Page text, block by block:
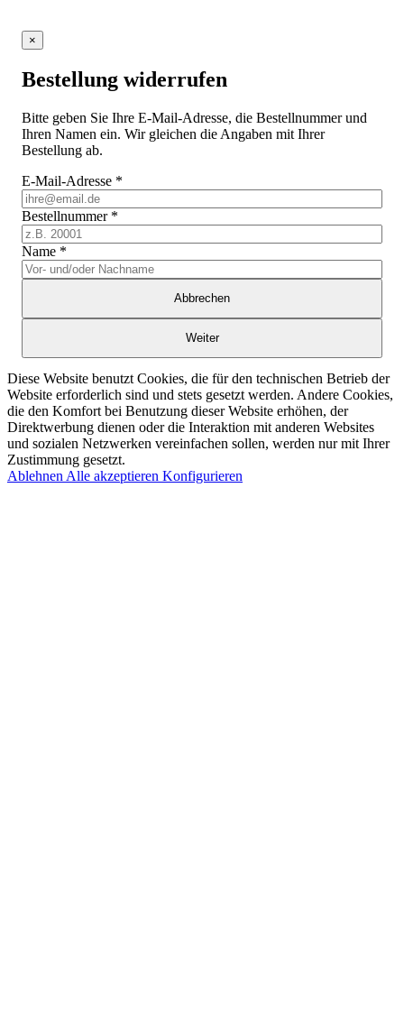
×
Bestellung widerrufen
Bitte geben Sie Ihre E-Mail-Adresse, die Bestellnummer und
Ihren Namen ein. Wir gleichen die Angaben mit Ihrer
Bestellung ab.
E-Mail-Adresse *
Bestellnummer *
Name *
Abbrechen
Weiter
Diese Website benutzt Cookies, die für den technischen Betrieb der
Website erforderlich sind und stets gesetzt werden. Andere Cookies,
die den Komfort bei Benutzung dieser Website erhöhen, der
Direktwerbung dienen oder die Interaktion mit anderen Websites
und sozialen Netzwerken vereinfachen sollen, werden nur mit Ihrer
Zustimmung gesetzt.
Ablehnen Alle akzeptieren Konfigurieren